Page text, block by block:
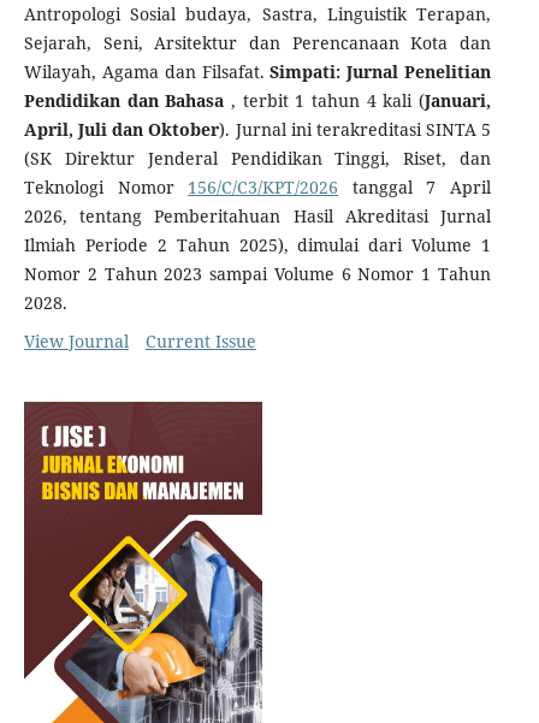
Antropologi Sosial budaya, Sastra, Linguistik Terapan,
Sejarah, Seni, Arsitektur dan Perencanaan Kota dan
Wilayah, Agama dan Filsafat.Simpati: Jurnal Penelitian
Pendidikan dan Bahasa , terbit 1 tahun 4 kali (Januari,
April, Juli dan Oktober). Jurnal ini terakreditasi SINTA 5
(SK Direktur Jenderal Pendidikan Tinggi, Riset, dan
Teknologi Nomor 156/C/C3/KPT/2026 tanggal 7 April
2026, tentang Pemberitahuan Hasil Akreditasi Jurnal
Ilmiah Periode 2 Tahun 2025), dimulai dari Volume 1
Nomor 2 Tahun 2023 sampai Volume 6 Nomor 1 Tahun
2028.
View Journal
Current Issue